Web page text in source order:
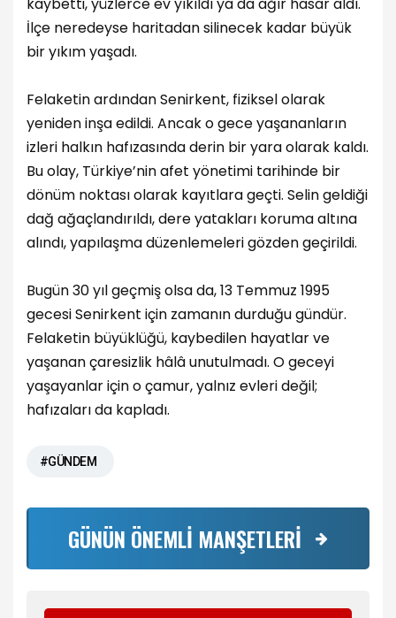
İlçe neredeyse haritadan silinecek kadar büyük
bir yıkım yaşadı.
Felaketin ardından Senirkent, fiziksel olarak
yeniden inşa edildi. Ancak o gece yaşananların
izleri halkın hafızasında derin bir yara olarak kaldı.
Bu olay, Türkiye’nin afet yönetimi tarihinde bir
dönüm noktası olarak kayıtlara geçti. Selin geldiği
dağ ağaçlandırıldı, dere yatakları koruma altına
alındı, yapılaşma düzenlemeleri gözden geçirildi.
Bugün 30 yıl geçmiş olsa da, 13 Temmuz 1995
gecesi Senirkent için zamanın durduğu gündür.
Felaketin büyüklüğü, kaybedilen hayatlar ve
yaşanan çaresizlik hâlâ unutulmadı. O geceyi
yaşayanlar için o çamur, yalnız evleri değil;
hafızaları da kapladı.
#GÜNDEM
GÜNÜN ÖNEMLİ MANŞETLERİ